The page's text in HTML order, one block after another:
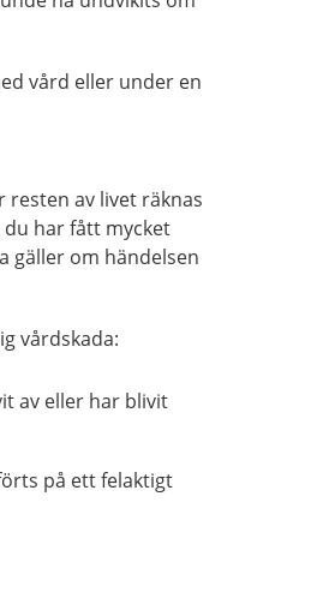
vård eller under en
resten av livet räknas
har fått mycket
gäller om händelsen
vårdskada:
av eller har blivit
på ett felaktigt